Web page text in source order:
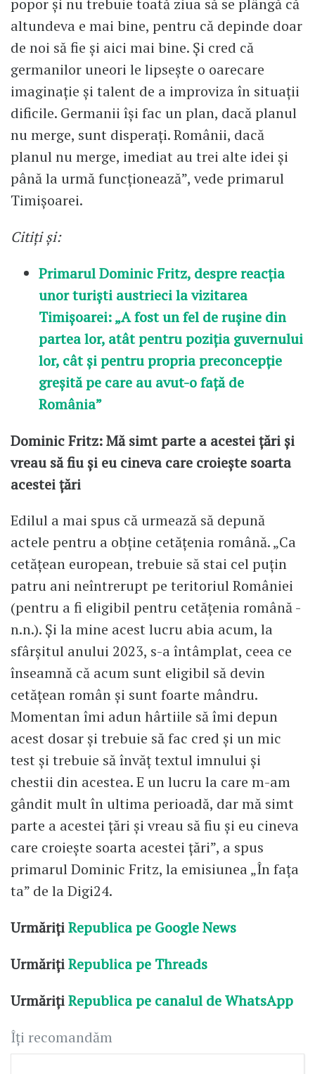
popor și nu trebuie toată ziua să se plângă că
altundeva e mai bine, pentru că depinde doar
de noi să fie și aici mai bine. Și cred că
germanilor uneori le lipsește o oarecare
imaginație și talent de a improviza în situații
dificile. Germanii își fac un plan, dacă planul
nu merge, sunt disperați. Românii, dacă
planul nu merge, imediat au trei alte idei și
până la urmă funcționează”, vede primarul
Timișoarei.
Citiți și:
Primarul Dominic Fritz, despre reacția
unor turiști austrieci la vizitarea
Timișoarei: „A fost un fel de rușine din
partea lor, atât pentru poziția guvernului
lor, cât și pentru propria preconcepție
greșită pe care au avut-o față de
România”
Dominic Fritz: Mă simt parte a acestei țări și
vreau să fiu și eu cineva care croiește soarta
acestei țări
Edilul a mai spus că urmează să depună
actele pentru a obține cetățenia română. „Ca
cetățean european, trebuie să stai cel puțin
patru ani neîntrerupt pe teritoriul României
(pentru a fi eligibil pentru cetățenia română -
n.n.). Și la mine acest lucru abia acum, la
sfârșitul anului 2023, s-a întâmplat, ceea ce
înseamnă că acum sunt eligibil să devin
cetățean român și sunt foarte mândru.
Momentan îmi adun hârtiile să îmi depun
acest dosar și trebuie să fac cred și un mic
test și trebuie să învăț textul imnului și
chestii din acestea. E un lucru la care m-am
gândit mult în ultima perioadă, dar mă simt
parte a acestei țări și vreau să fiu și eu cineva
care croiește soarta acestei țări”, a spus
primarul Dominic Fritz, la emisiunea „În fața
ta” de la Digi24.
UrmărițiRepublica pe Google News
UrmărițiRepublica pe Threads
UrmărițiRepublica pe canalul de WhatsApp
Îți recomandăm